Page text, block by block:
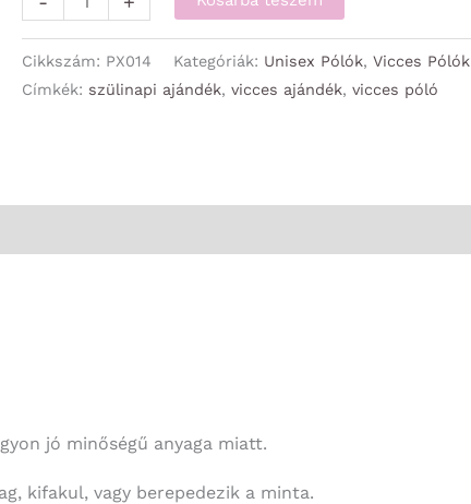
Semmivel
sem
-
mennyiség
Cikkszám: PX014 Kategóriák: Unisex Pólók, Vicces Pólók
Címkék: szülinapi ajándék, vicces ajándék, vicces póló
jó minőségű anyaga miatt.
kifakul, vagy berepedezik a minta.